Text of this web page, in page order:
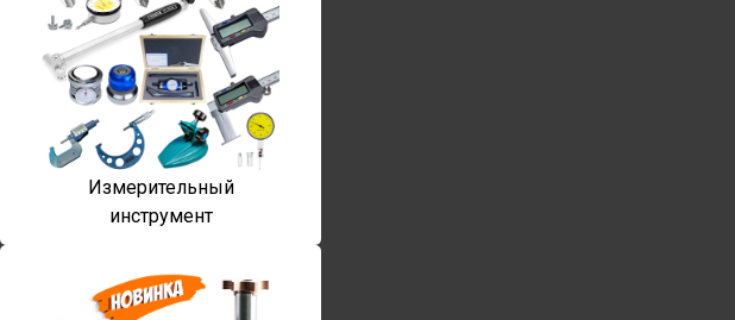
Измерительный
инструмент